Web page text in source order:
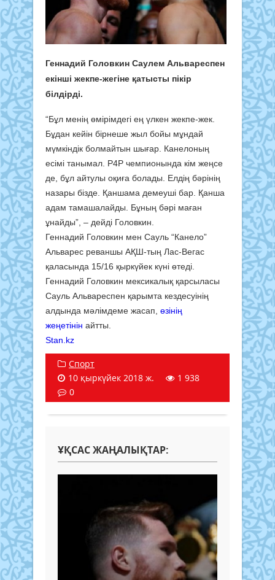
Геннадий Головкин Саулем Альвареспен
екінші жекпе-жегіне қатысты пікір
білдірді.
“Бұл менің өмірімдегі ең үлкен жекпе-жек.
Бұдан кейін бірнеше жыл бойы мұндай
мүмкіндік болмайтын шығар. Канелоның
есімі танымал. P4P чемпионында кім жеңсе
де, бұл айтулы оқиға болады. Елдің бәрінің
назары бізде. Қаншама демеуші бар. Қанша
адам тамашалайды. Бұның бәрі маған
ұнайды”, – дейді Головкин.
Геннадий Головкин мен Сауль “Канело”
Альварес реваншы АҚШ-тың Лас-Вегас
қаласында 15/16 қыркүйек күні өтеді.
Геннадий Головкин мексикалық қарсыласы
Сауль Альвареспен қарымта кездесуінің
алдында мәлімдеме жасап, өзінің
жеңетінін айтты.
Stan.kz
Спорт
10 қыркүйек 2018 ж.
1 938
0
ҰҚСАС ЖАҢАЛЫҚТАР: